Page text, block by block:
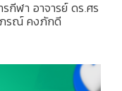
กีฬา อาจารย์ ดร.ศร
ภรณ์ คงภักดี